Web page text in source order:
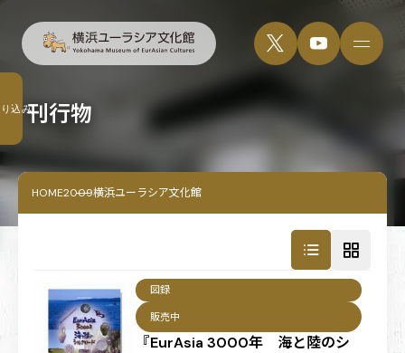
刊行物
HOME2009横浜ユーラシア文化館
『EurAsia 3000年 海と陸のシ
図録
販売中
込み